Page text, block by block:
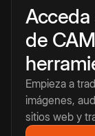
Acceda
de
Empieza a
imágenes,
sitios web y